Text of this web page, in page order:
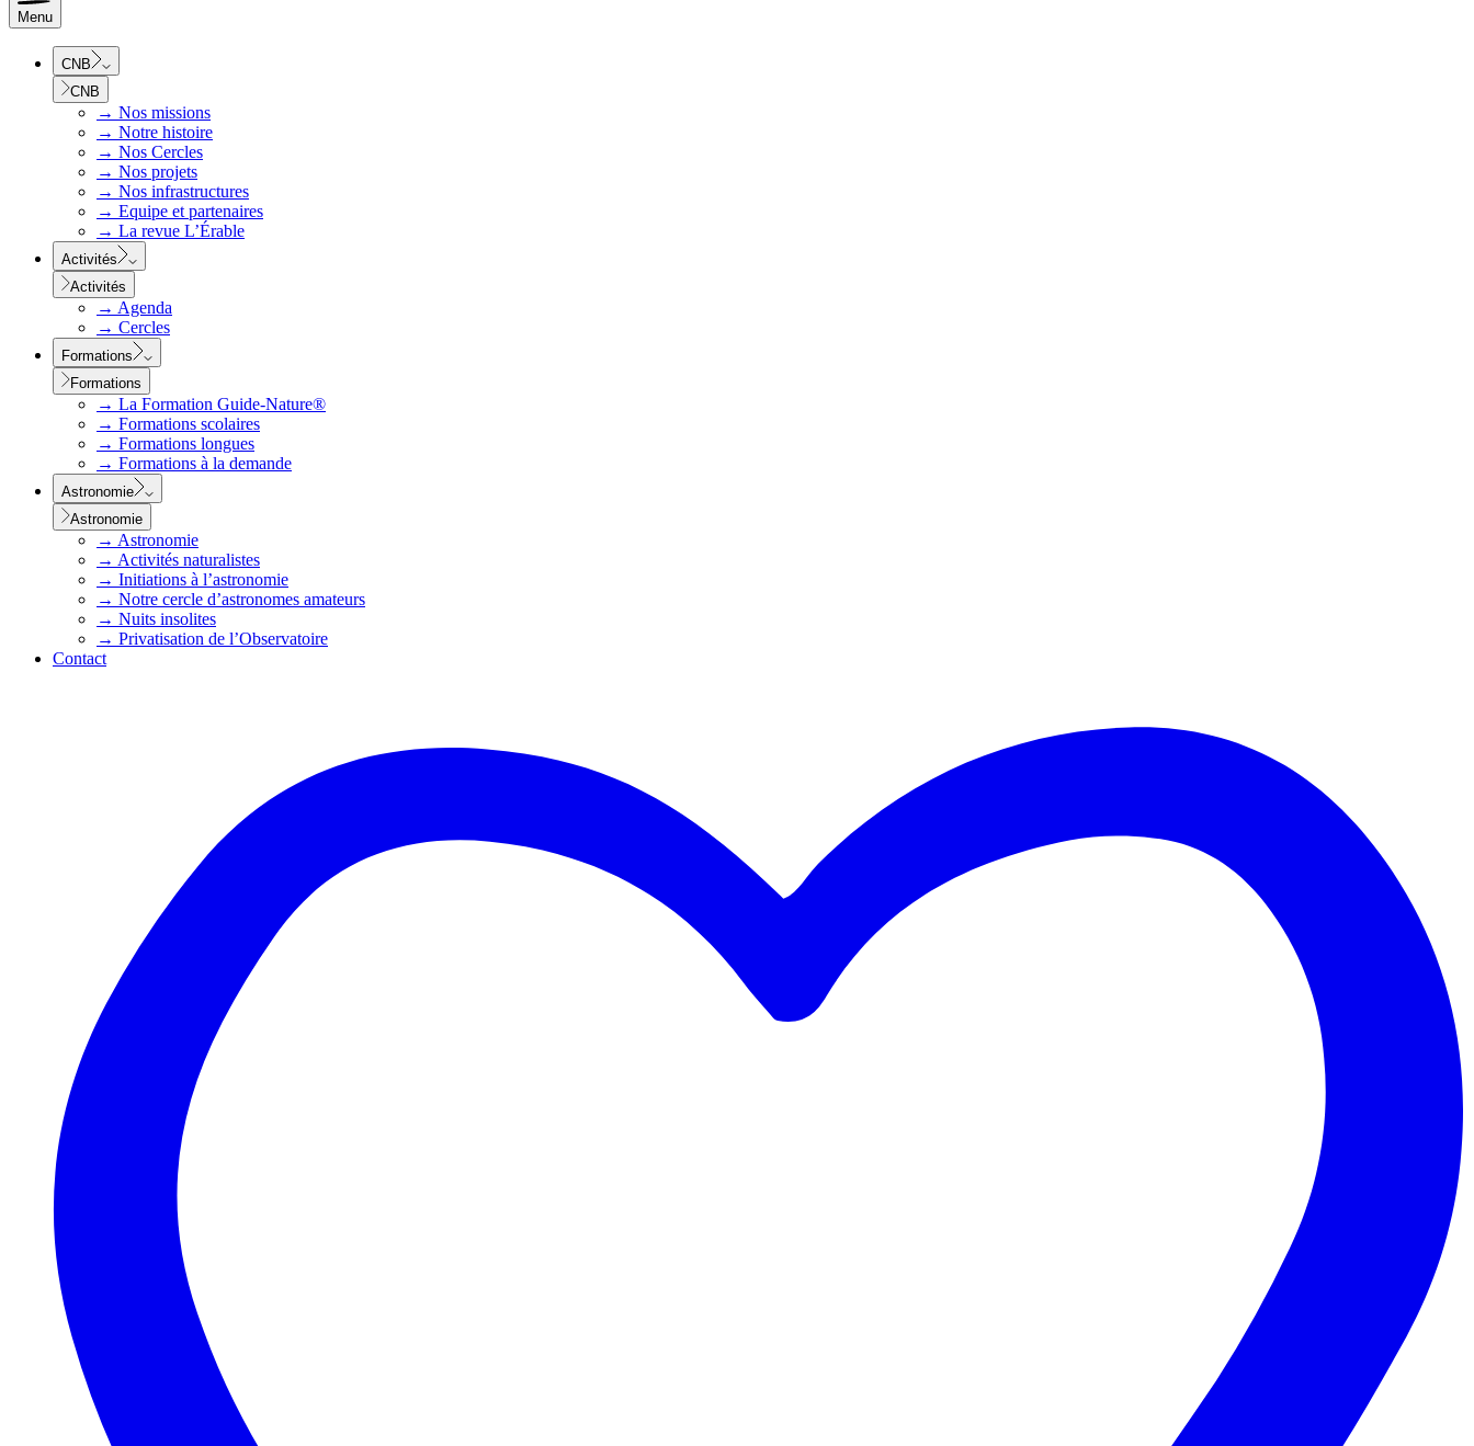
Menu
CNB
CNB
→ Nos missions
→ Notre histoire
→ Nos Cercles
→ Nos projets
→ Nos infrastructures
→ Equipe et partenaires
→ La revue L’Érable
Activités
Activités
→ Agenda
→ Cercles
Formations
Formations
→ La Formation Guide-Nature®
→ Formations scolaires
→ Formations longues
→ Formations à la demande
Astronomie
Astronomie
→ Astronomie
→ Activités naturalistes
→ Initiations à l’astronomie
→ Notre cercle d’astronomes amateurs
→ Nuits insolites
→ Privatisation de l’Observatoire
Contact